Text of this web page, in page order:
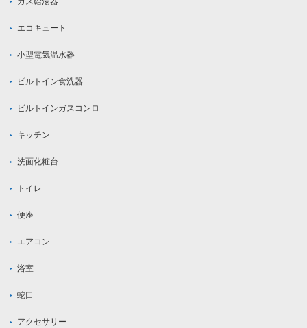
エコキュート
小型電気温水器
ビルトイン食洗器
ビルトインガスコンロ
キッチン
洗面化粧台
トイレ
便座
エアコン
浴室
蛇口
アクセサリー